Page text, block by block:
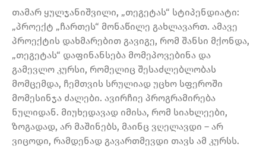
თამარ ყულჯანიშვილი, „თეგეტას“ სტიპენდიატი:
„პროექტ „ჩართეს“ მონაწილე გახლავართ. ამავე
პროექტის დახმარებით გავიგე, რომ შანსი მქონდა,
„თეგეტას“ დაფინანსება მომეპოვებინა და
გამევლო კურსი, რომელიც შესაძლებლობას
მომცემდა, ჩემთვის სრულიად უცხო სფეროში
მომესინჯა ძალები. ავირჩიე პროგრამირება
ნულიდან. მიუხედავად იმისა, რომ სიახლეები,
ზოგადად, არ მაშინებს, მაინც ვღელავდი – არ
ვიცოდი, რამდენად გავართმევდი თავს ამ კურსს.